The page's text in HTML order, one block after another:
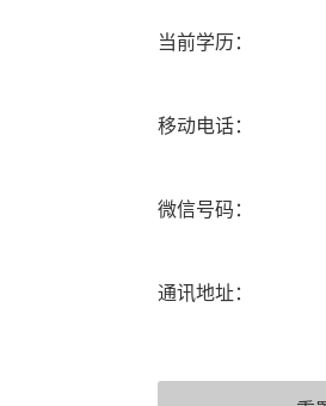
当前学历：
移动电话：
微信号码：
通讯地址：